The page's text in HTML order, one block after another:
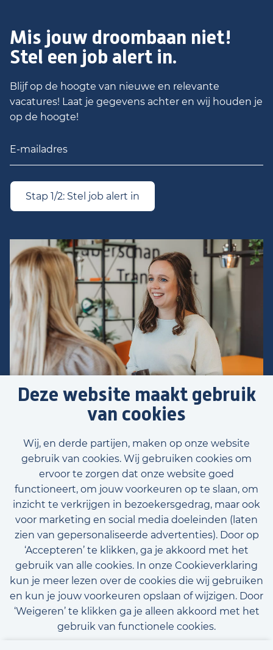
Deze website maakt gebruik
van cookies
Wij, en derde partijen, maken op onze website
gebruik van cookies. Wij gebruiken cookies om
ervoor te zorgen dat onze website goed
functioneert, om jouw voorkeuren op te slaan, om
inzicht te verkrijgen in bezoekersgedrag, maar ook
voor marketing en social media doeleinden (laten
zien van gepersonaliseerde advertenties). Door op
‘Accepteren’ te klikken, ga je akkoord met het
gebruik van alle cookies. In onze Cookieverklaring
kun je meer lezen over de cookies die wij gebruiken
en kun je jouw voorkeuren opslaan of wijzigen. Door
‘Weigeren’ te klikken ga je alleen akkoord met het
gebruik van functionele cookies.
Mis jouw droombaan niet!
Stel een job alert in.
Blijf op de hoogte van nieuwe en relevante
vacatures! Laat je gegevens achter en wij houden je
op de hoogte!
Stap 1/2: Stel job alert in